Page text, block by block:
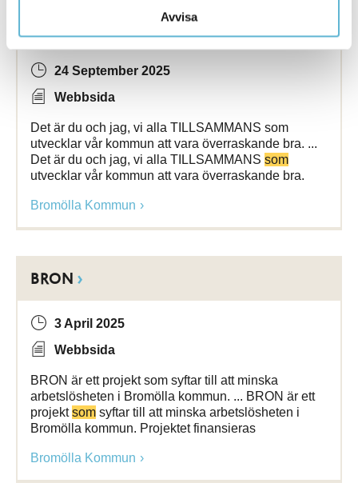
Avvisa
Näringslivsstrategi - nära och överraskande
24 September 2025
Webbsida
Det är du och jag, vi alla TILLSAMMANS som
utvecklar vår kommun att vara överraskande bra. ...
Det är du och jag, vi alla TILLSAMMANS som
utvecklar vår kommun att vara överraskande bra.
Bromölla Kommun
BRON
3 April 2025
Webbsida
BRON är ett projekt som syftar till att minska
arbetslösheten i Bromölla kommun. ... BRON är ett
projektsom syftar till att minska arbetslösheten i
Bromölla kommun. Projektet finansieras
Bromölla Kommun